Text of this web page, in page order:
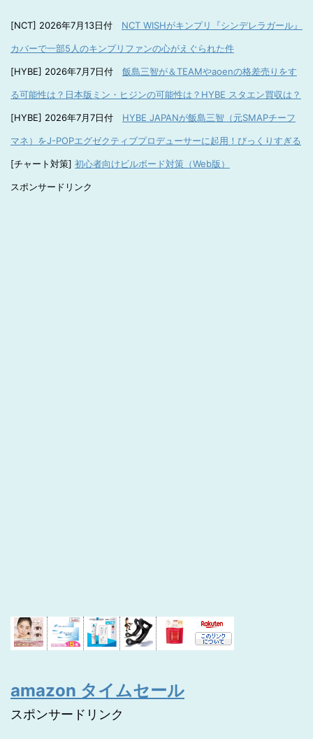
[NCT] 2026年7月13日付 NCT WISHがキンプリ『シンデレラガール』
カバーで一部5人のキンプリファンの心がえぐられた件
[HYBE] 2026年7月7日付 飯島三智が＆TEAMやaoenの格差売りをす
る可能性は？日本版ミン・ヒジンの可能性は？HYBE スタエン買収は？
[HYBE] 2026年7月7日付 HYBE JAPANが飯島三智（元SMAPチーフ
マネ）をJ-POPエグゼクティブプロデューサーに起用！びっくりすぎる
[チャート対策] 初心者向けビルボード対策（Web版）
スポンサードリンク
amazon タイムセール
スポンサードリンク